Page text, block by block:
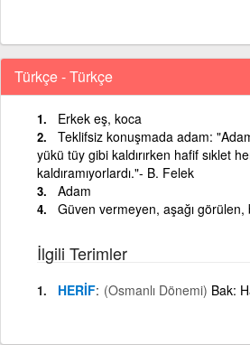
Türkçe - Türkçe
Erkek eş, koca
Teklifsiz konuşmada adam:
yükü tüy gibi kaldırırken hafif sıklet
kaldıramıyorlardı."- B. Felek
Adam
Güven vermeyen, aşağı görülen,
İlgili Terimler
HERİF (Osmanlı Dönemi) Bak: